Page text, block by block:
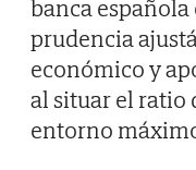
banca
prudencia
económico y
al situar el ratio
entorno